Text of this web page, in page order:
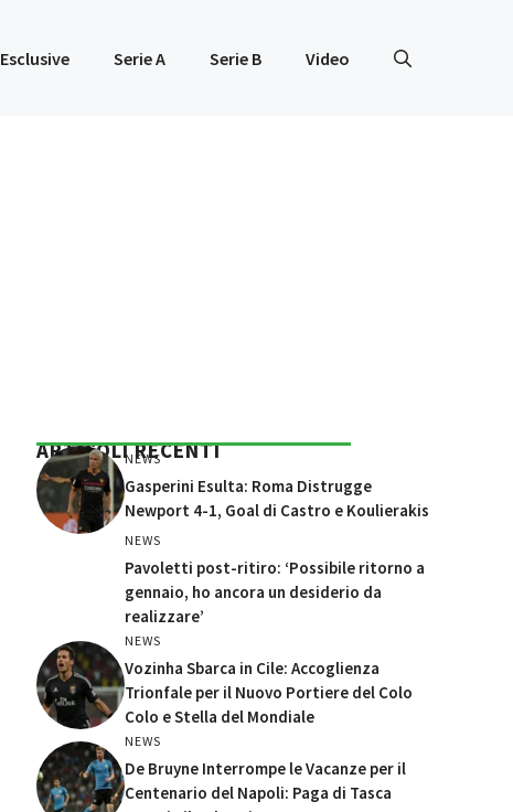
Esclusive Serie A Serie B Video
ARTICOLI RECENTI
NEWS
Gasperini Esulta: Roma Distrugge
Newport 4-1, Goal di Castro e Koulierakis
NEWS
Pavoletti post-ritiro: ‘Possibile ritorno a
gennaio, ho ancora un desiderio da
realizzare’
NEWS
Vozinha Sbarca in Cile: Accoglienza
Trionfale per il Nuovo Portiere del Colo
Colo e Stella del Mondiale
NEWS
De Bruyne Interrompe le Vacanze per il
Centenario del Napoli: Paga di Tasca